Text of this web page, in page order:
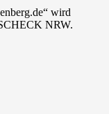
wird
NRW.